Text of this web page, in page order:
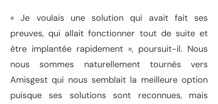
« Je voulais une solution qui avait fait ses
preuves, qui allait fonctionner tout de suite et
être implantée rapidement », poursuit-il. Nous
nous sommes naturellement tournés vers
Amisgest qui nous semblait la meilleure option
puisque ses solutions sont reconnues, mais